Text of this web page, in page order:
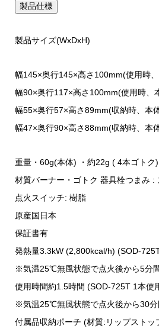
製品仕様
製品サイズ(WxDxH)
幅145×奥行145×高さ100mm(使用時
幅90×奥行117×高さ100mm(使用時、
幅55×奥行57×高さ89mm(収納時、本
幅47×奥行90×高さ88mm(収納時、本
重量・60g(本体) ・約22g ( 4本ゴトク
材質バーナー・ゴトク 器具栓つまみ :
点火スイッチ: 樹脂
原産国 日本
保証書有
発熱量3.3kW (2,800kcal/h) (SOD-
※気温25℃無風状態で点火後から5分
使用時間約1.5時間 (SOD-725T 1本使
※気温25℃無風状態で点火後から30分
付属品収納ポーチ (材質:リップストッ